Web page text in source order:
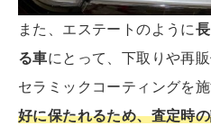
また、エステートのように
る車にとって、下取りや再
セラミックコーティングを
好に保たれるため、査定時